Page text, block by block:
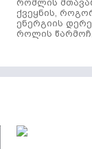
რომლის
ქვეყნის,
ენერგიის
როლის